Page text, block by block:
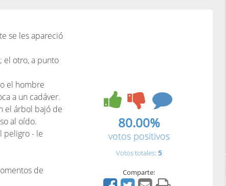
se les apareció
el otro, a punto
el hombre
a un cadáver.
el árbol bajó de
al oído.
peligro - le
de
80.00%
votos positivos
Votos totales: 5
Comparte: